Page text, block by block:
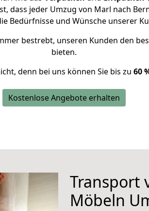
dass jeder Umzug von Marl nach
Bedürfnisse und Wünsche unserer
bestrebt, unseren Kunden den
bieten.
denn bei uns können Sie bis zu 60
Kostenlose Angebote erhalten
Transport
Möbeln